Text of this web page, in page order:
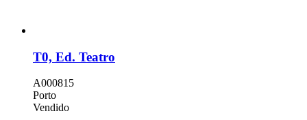
T0, Ed. Teatro
A000815
Porto
Vendido